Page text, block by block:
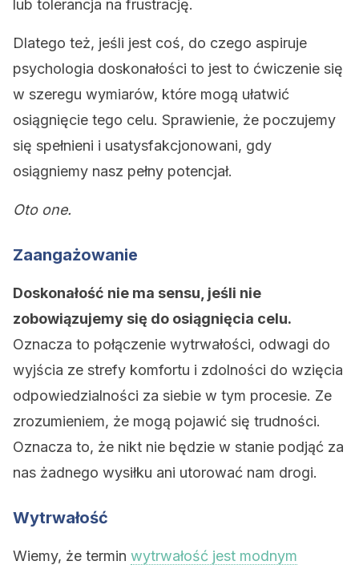
lub tolerancja na frustrację.
Dlatego też, jeśli jest coś, do czego aspiruje
psychologia doskonałości to jest to ćwiczenie się
w szeregu wymiarów, które mogą ułatwić
osiągnięcie tego celu. Sprawienie, że poczujemy
się spełnieni i usatysfakcjonowani, gdy
osiągniemy nasz pełny potencjał.
Oto one.
Zaangażowanie
Doskonałość nie ma sensu, jeśli nie
zobowiązujemy się do osiągnięcia celu.
Oznacza to połączenie wytrwałości, odwagi do
wyjścia ze strefy komfortu i zdolności do wzięcia
odpowiedzialności za siebie w tym procesie. Ze
zrozumieniem, że mogą pojawić się trudności.
Oznacza to, że nikt nie będzie w stanie podjąć za
nas żadnego wysiłku ani utorować nam drogi.
Wytrwałość
Wiemy, że termin wytrwałość jest modnym